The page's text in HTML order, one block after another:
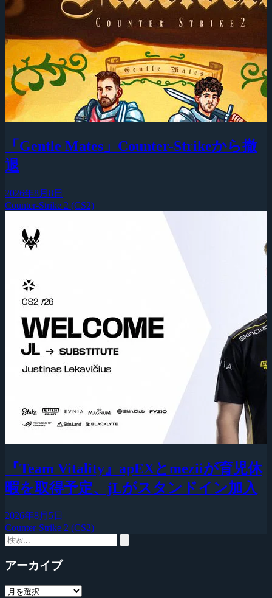
「Gentle Mates」Counter-Strikeから撤
退
2026年8月8日
Counter-Strike 2 (CS2)
『Team Vitality』apEXとmeziiが育児休
暇を取得予定、jLがスタンドイン加入
2026年8月5日
Counter-Strike 2 (CS2)
アーカイブ